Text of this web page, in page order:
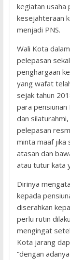
kegiatan usaha
kesejahteraan
menjadi PNS.
Wali Kota
pelepasan
penghargaan
yang wafat
sejak tahun
para pensiunan
dan
pelepasan
minta maaf jika
atasan dan
atau tutur kata
Dirinya
kepada
diserahkan
perlu rutin
mengingat
Kota jarang
“dengan